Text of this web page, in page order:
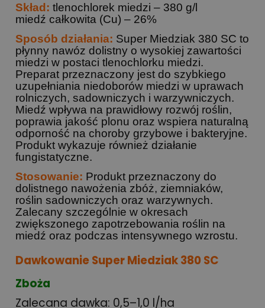
Skład: tlenochlorek miedzi – 380 g/l
miedź całkowita (Cu) – 26%
Sposób działania: Super Miedziak 380 SC to
płynny nawóz dolistny o wysokiej zawartości
miedzi w postaci tlenochlorku miedzi.
Preparat przeznaczony jest do szybkiego
uzupełniania niedoborów miedzi w uprawach
rolniczych, sadowniczych i warzywniczych.
Miedź wpływa na prawidłowy rozwój roślin,
poprawia jakość plonu oraz wspiera naturalną
odporność na choroby grzybowe i bakteryjne.
Produkt wykazuje również działanie
fungistatyczne.
Stosowanie: Produkt przeznaczony do
dolistnego nawożenia zbóż, ziemniaków,
roślin sadowniczych oraz warzywnych.
Zalecany szczególnie w okresach
zwiększonego zapotrzebowania roślin na
miedź oraz podczas intensywnego wzrostu.
Dawkowanie Super Miedziak 380 SC
Zboża
Zalecana dawka: 0,5–1,0 l/ha